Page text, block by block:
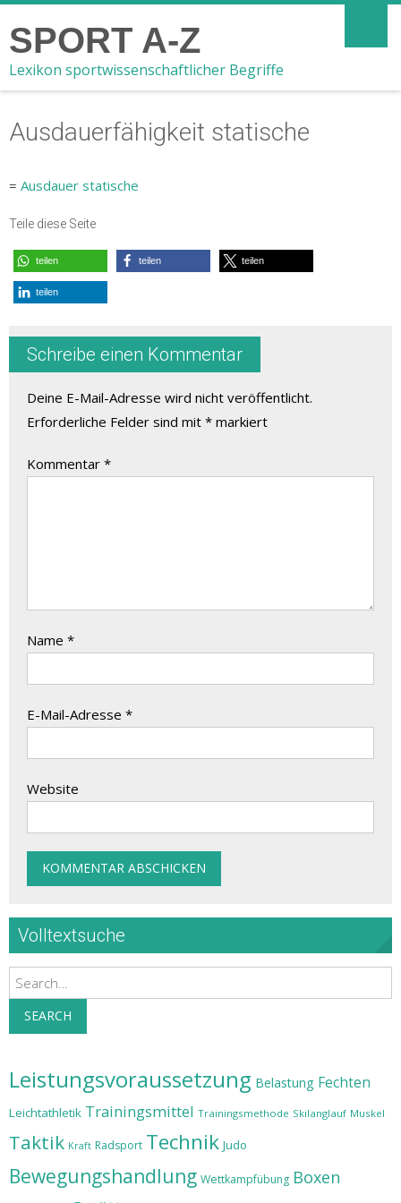
SPORT A-Z
Lexikon sportwissenschaftlicher Begriffe
Ausdauerfähigkeit statische
= Ausdauer statische
Teile diese Seite
teilen teilen teilen
teilen
Schreibe einen Kommentar
Deine E-Mail-Adresse wird nicht veröffentlicht.
Erforderliche Felder sind mit * markiert
Kommentar *
Name *
E-Mail-Adresse *
Website
Volltextsuche
Search
SEARCH
Leistungsvoraussetzung Belastung Fechten
Leichtathletik Trainingsmittel Trainingsmethode Skilanglauf Muskel
Taktik Kraft Radsport Technik Judo
Bewegungshandlung Wettkampfübung Boxen